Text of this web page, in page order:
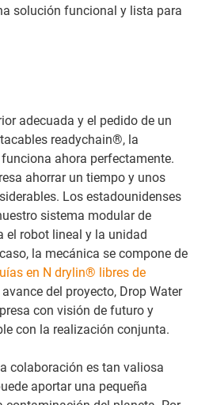
solución funcional y lista para
adecuada y el pedido de un
readychain®, la
ahora perfectamente.
ahorrar un tiempo y unos
Los estadounidenses
sistema modular de
el robot lineal y la unidad
la mecánica se compone de
en N drylin® libres de
del proyecto, Drop Water
con visión de futuro y
con la realización conjunta.
colaboración es tan valiosa
aportar una pequeña